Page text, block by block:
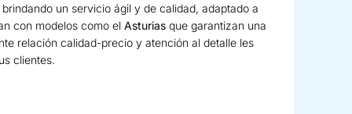
un servicio ágil y de calidad, adaptado a
con modelos como elAsturias que garantizan una
relación calidad-precio y atención al detalle les
clientes.